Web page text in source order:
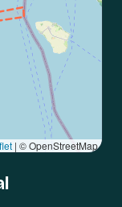
| © OpenStreetMap